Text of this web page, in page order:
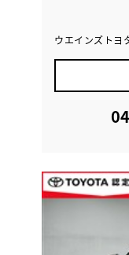
ウエインズト